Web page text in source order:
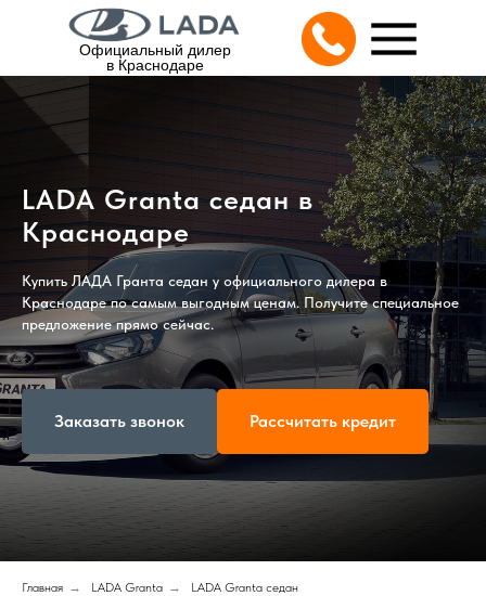
Официальный дилер
в Краснодаре
LADA Granta седан в
Краснодаре
Купить ЛАДА Гранта седан у официального дилера в
Краснодаре по самым выгодным ценам. Получите специальное
предложение прямо сейчас.
Заказать звонок Рассчитать кредит
Главная → LADA Granta → LADA Granta седан